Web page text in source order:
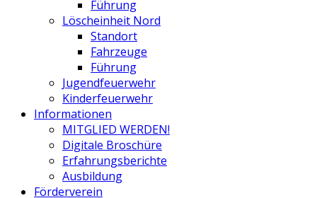
Führung
Löscheinheit Nord
Standort
Fahrzeuge
Führung
Jugendfeuerwehr
Kinderfeuerwehr
Informationen
MITGLIED WERDEN!
Digitale Broschüre
Erfahrungsberichte
Ausbildung
Förderverein